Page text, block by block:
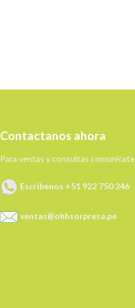
Contactanos ahora
Para ventas y consultas comunícate
Escribenos +51 922 750 246
ventas@ohhsorpresa.pe